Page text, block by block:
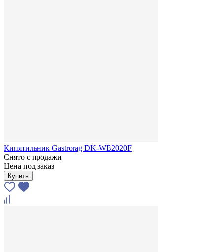
Кипятильник Gastrorag DK-WB2020F
Снято с продажи
Цена под заказ
Купить